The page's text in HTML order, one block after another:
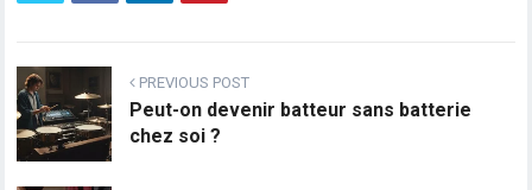
PREVIOUS POST
Peut-on devenir batteur sans batterie
chez soi ?